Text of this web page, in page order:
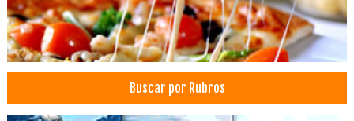
Buscar por Rubros